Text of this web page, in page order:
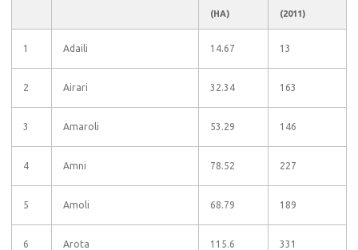
(HA)
(2011)
1 Adaili 14.67 13
2 Airari 32.34 163
3 Amaroli 53.29 146
4 Amni 78.52 227
5 Amoli 68.79 189
6 Arota 115.6 331